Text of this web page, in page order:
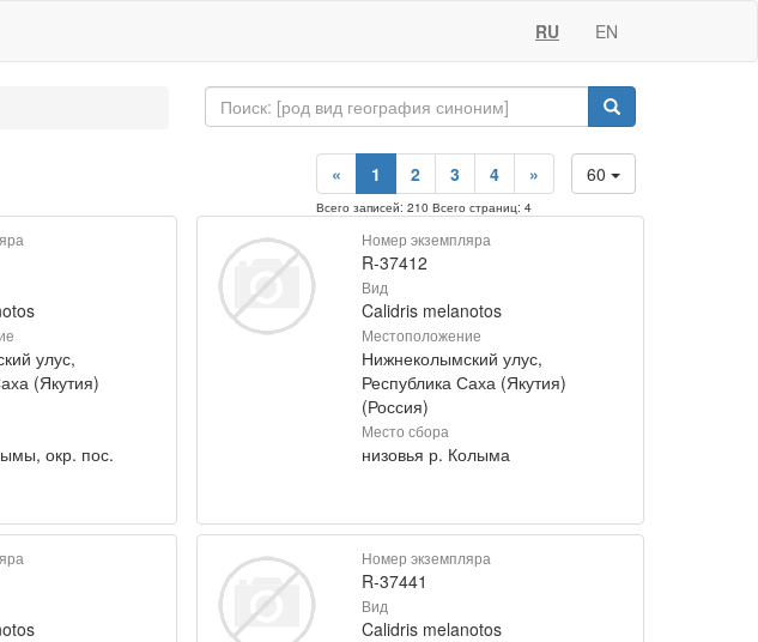
RU EN
60
« 1 2 3 4 »
Всего записей: 210 Всего страниц: 4
улус,
(Якутия)
окр. пос.
Номер экземпляра
R-37412
Вид
Calidris melanotos
Местоположение
Нижнеколымский улус,
Республика Саха (Якутия)
(Россия)
Место сбора
низовья р. Колыма
Номер экземпляра
R-37441
Вид
Calidris melanotos